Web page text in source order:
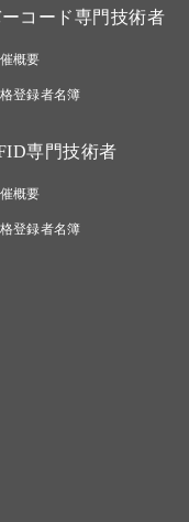
コード専門技術者
概要
登録者名簿
専門技術者
概要
登録者名簿